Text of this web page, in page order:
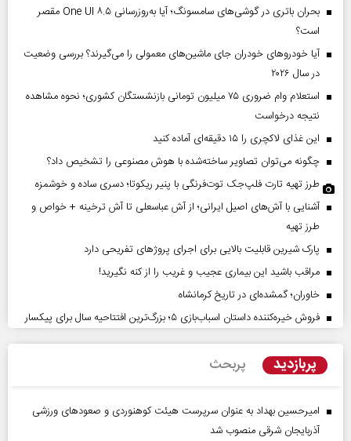
بحران باتری در گوشی‌های سامسونگ؛ آیا به‌روزرسانی One UI ۸.۵ مقصر
است؟
آیا خودروهای خودران جای ماشین‌های معمولی را می‌گیرند؟ بررسی وضعیت
در سال ۲۰۲۶
استعلام وام ضروری ۷۵ میلیون تومانی بازنشستگان کشوری؛ نحوه مشاهده
نتیجه درخواست
این غذای لاکچری را ۱۵ دقیقه‌ای آماده کنید
چگونه می‌توان تصاویر ساخته‌شده با هوش مصنوعی را تشخیص داد؟
طرز تهیه تارت فلپ‌جک توت‌فرنگی با پنیر ریکوتا؛ دسری ساده و خوشمزه
آشنایی با آش‌های اصیل ایرانی؛ از آش عباسعلی تا آش ترخینه + خواص و
طرز تهیه
پارک شیرین قابلیت‌ بالایی برای اجرای پروژهای تفریحی دارد
مراقب باشید این بیماری عجیب و غریب را از کنه نگیرید!
خاوران؛ گمشده‌ای در تاریخ کرمانشاه
فروش خیره‌کننده داستان اسباب‌بازی ۵؛ بزرگ‌ترین افتتاحیه سال برای پیکسار
پربازدید پربحث
امیرحسین بهداد به عنوان سرپرست هیئت کوهنوردی و صعودهای ورزشی
آذربایجان شرقی منصوب شد